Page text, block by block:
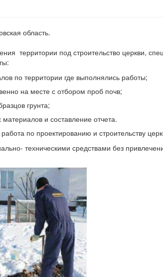
область.
территории под строительство церкви,
по территории где выполнялись работы;
на месте с отбором проб почв;
грунта;
и составление отчета.
по проектированию и строительству
техническими средствами без